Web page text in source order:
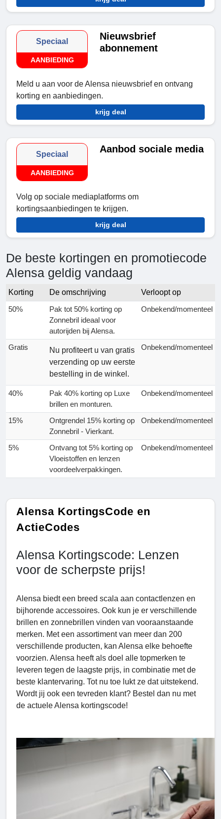
Speciaal
AANBIEDING
Nieuwsbrief
abonnement
Meld u aan voor de Alensa nieuwsbrief en ontvang
korting en aanbiedingen.
krijg deal
Speciaal
AANBIEDING
Aanbod sociale media
Volg op sociale mediaplatforms om
kortingsaanbiedingen te krijgen.
krijg deal
De beste kortingen en promotiecode
Alensa geldig vandaag
Korting De omschrijving
Verloopt op
50%
Pak tot 50% korting op
Zonnebril ideaal voor
autorijden bij Alensa.
Onbekend/momenteel
Gratis
Nu profiteert u van gratis
verzending op uw eerste
bestelling in de winkel.
Onbekend/momenteel
40%
Pak 40% korting op Luxe
brillen en monturen.
Onbekend/momenteel
15%
Ontgrendel 15% korting op
Zonnebril - Vierkant.
Onbekend/momenteel
5%
Ontvang tot 5% korting op
Vloeistoffen en lenzen
voordeelverpakkingen.
Onbekend/momenteel
Alensa KortingsCode en
ActieCodes
Alensa Kortingscode: Lenzen
voor de scherpste prijs!
Alensa biedt een breed scala aan contactlenzen en
bijhorende accessoires. Ook kun je er verschillende
brillen en zonnebrillen vinden van vooraanstaande
merken. Met een assortiment van meer dan 200
verschillende producten, kan Alensa elke behoefte
voorzien. Alensa heeft als doel alle topmerken te
leveren tegen de laagste prijs, in combinatie met de
beste klantervaring. Tot nu toe lukt ze dat uitstekend.
Wordt jij ook een tevreden klant? Bestel dan nu met
de actuele Alensa kortingscode!